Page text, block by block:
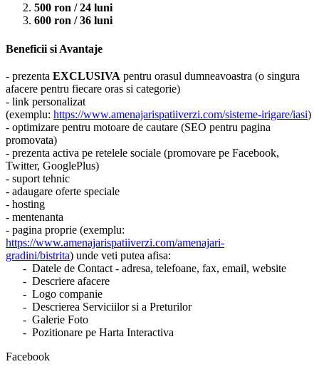
500 ron / 24 luni
600 ron / 36 luni
Beneficii si Avantaje
- prezenta EXCLUSIVA pentru orasul dumneavoastra (o singura
afacere pentru fiecare oras si categorie)
- link personalizat
(exemplu: https://www.amenajarispatiiverzi.com/sisteme-irigare/iasi)
- optimizare pentru motoare de cautare (SEO pentru pagina
promovata)
- prezenta activa pe retelele sociale (promovare pe Facebook,
Twitter, GooglePlus)
- suport tehnic
- adaugare oferte speciale
- hosting
- mentenanta
- pagina proprie (exemplu:
https://www.amenajarispatiiverzi.com/amenajari-
gradini/bistrita) unde veti putea afisa:
- Datele de Contact - adresa, telefoane, fax, email, website
- Descriere afacere
- Logo companie
- Descrierea Serviciilor si a Preturilor
- Galerie Foto
- Pozitionare pe Harta Interactiva
Facebook